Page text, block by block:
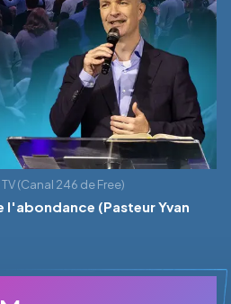
(Canal 246 de Free)
l'abondance (Pasteur Yvan